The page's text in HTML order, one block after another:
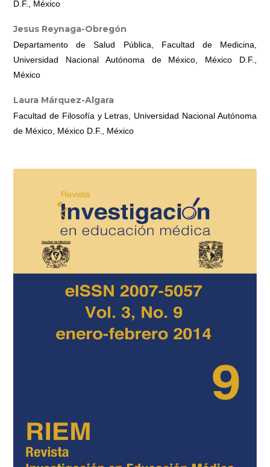
D.F., México
Jesus Reynaga-Obregón
Departamento de Salud Pública, Facultad de Medicina,
Universidad Nacional Autónoma de México, México D.F.,
México
Laura Márquez-Algara
Facultad de Filosofía y Letras, Universidad Nacional Autónoma
de México, México D.F., México